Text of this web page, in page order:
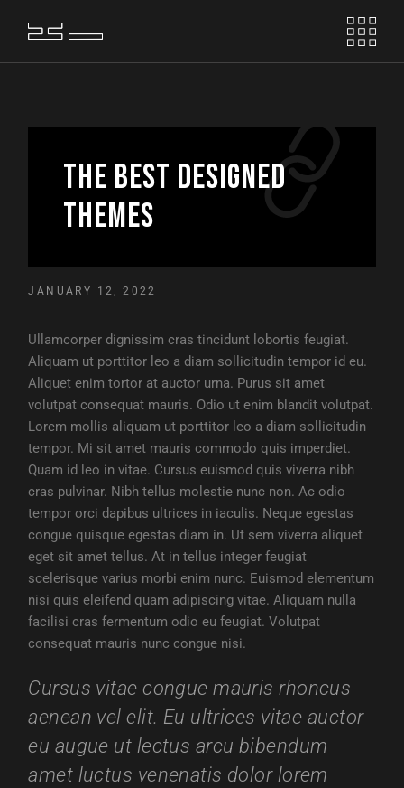
THE BEST DESIGNED
THEMES
JANUARY 12, 2022
Ullamcorper dignissim cras tincidunt lobortis feugiat.
Aliquam ut porttitor leo a diam sollicitudin tempor id eu.
Aliquet enim tortor at auctor urna. Purus sit amet
volutpat consequat mauris. Odio ut enim blandit volutpat.
Lorem mollis aliquam ut porttitor leo a diam sollicitudin
tempor. Mi sit amet mauris commodo quis imperdiet.
Quam id leo in vitae. Cursus euismod quis viverra nibh
cras pulvinar. Nibh tellus molestie nunc non. Ac odio
tempor orci dapibus ultrices in iaculis. Neque egestas
congue quisque egestas diam in. Ut sem viverra aliquet
eget sit amet tellus. At in tellus integer feugiat
scelerisque varius morbi enim nunc. Euismod elementum
nisi quis eleifend quam adipiscing vitae. Aliquam nulla
facilisi cras fermentum odio eu feugiat. Volutpat
consequat mauris nunc congue nisi.
Cursus vitae congue mauris rhoncus
aenean vel elit. Eu ultrices vitae auctor
eu augue ut lectus arcu bibendum
amet luctus venenatis dolor lorem